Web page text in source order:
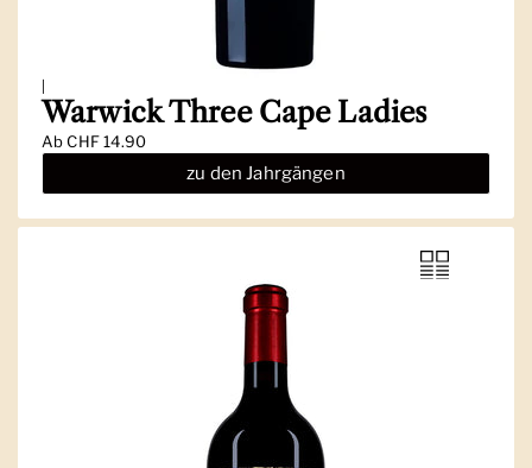
|
Warwick Three Cape Ladies
AbCHF 14.90
zu den Jahrgängen